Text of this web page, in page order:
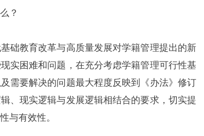
？
础教育改革与高质量发展对学籍管理提出的新
实困难和问题，在充分考虑学籍管理可行性基
需要解决的问题最大程度反映到《办法》修订
、现实逻辑与发展逻辑相结合的要求，切实提
与有效性。